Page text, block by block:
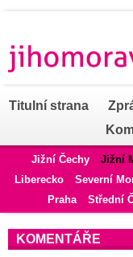
Titulní strana
Jižní Čechy Jižní
Liberecko
Severní
Praha
Střední
KOMENTÁŘE